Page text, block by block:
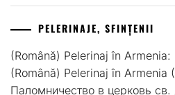
PELERINAJE, SFINȚENII
(Română) Pelerinaj în
(Română) Pelerinaj în Armenia
Паломничество в церковь